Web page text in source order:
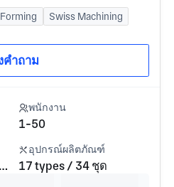
Swiss Machining
คำถาม
พนักงาน
1-50
ISO 9001, ISO 45001, ISO 14001
อุปกรณ์ผลิตภัณฑ์
17 types / 34 ชุด